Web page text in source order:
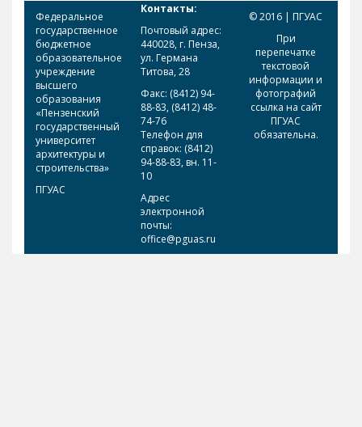
Федеральное
государственное
бюджетное
образовательное
учреждение
высшего
образования
«Пензенский
государственный
университет
архитектуры и
строительства»
ПГУАС
Контакты:
Почтовый адрес:
440028, г. Пенза,
ул. Германа
Титова, 28
Факс: (8412) 94-
88-83, (8412) 48-
74-76
Телефон для
справок: (8412)
94-88-83, вн. 11-
10
Адрес
электронной
почты:
office@pguas.ru
© 2016 | ПГУАС
При
перепечатке
текстовой
информации и
фотографий
ссылка на сайт
ПГУАС
обязательна.